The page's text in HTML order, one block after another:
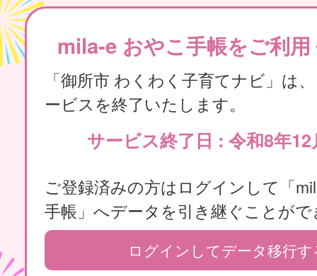
mila-e おやこ手帳をご利
「御所市 わくわく子育てナビ」は
ービスを終了いたします。
サービス終了日 : 令和8年12
ご登録済みの方はログインして「
手帳」へデータを引き継ぐことが
ログインしてデータ移行す